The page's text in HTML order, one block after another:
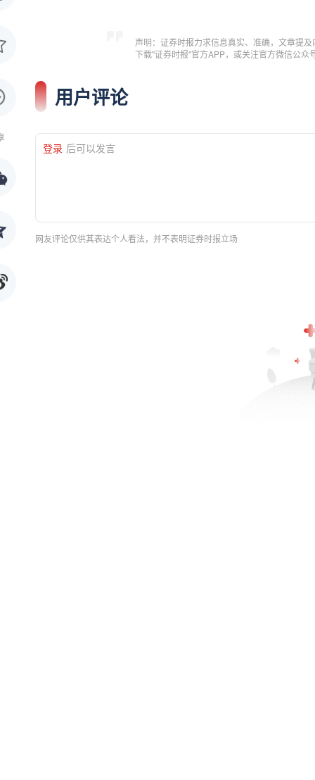
声明：证券时报力求信息真实、准确，文章提
下载"证券时报"官方APP，或关注官方微信公
用户评论
登录 后可以发言
网友评论仅供其表达个人看法，并不表明证券时报立场